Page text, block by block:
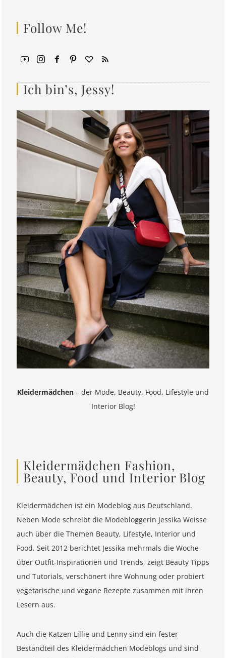
Follow Me!
Ich bin’s, Jessy!
Kleidermädchen – der Mode, Beauty, Food, Lifestyle und
Interior Blog!
Kleidermädchen Fashion,
Beauty, Food und Interior Blog
Kleidermädchen ist ein Modeblog aus Deutschland.
Neben Mode schreibt die Modebloggerin Jessika Weisse
auch über die Themen Beauty, Lifestyle, Interior und
Food. Seit 2012 berichtet Jessika mehrmals die Woche
über Outfit-Inspirationen und Trends, zeigt Beauty Tipps
und Tutorials, verschönert ihre Wohnung oder probiert
vegetarische und vegane Rezepte zusammen mit ihren
Lesern aus.
Auch die Katzen Lillie und Lenny sind ein fester
Bestandteil des Kleidermädchen Modeblogs und sind